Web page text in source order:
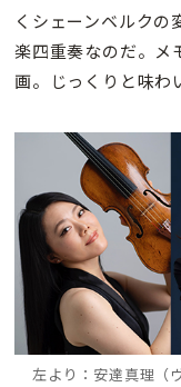
くシェーンベルクの
楽四重奏なのだ。メ
画。じっくりと味わ
左より：安達真理